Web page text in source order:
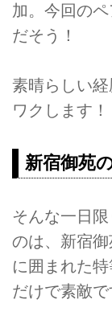
加。今回の
だそう！
素晴らしい
ワクします！
新宿御苑
そんな一日
のは、新宿
に囲まれた
だけで素敵で